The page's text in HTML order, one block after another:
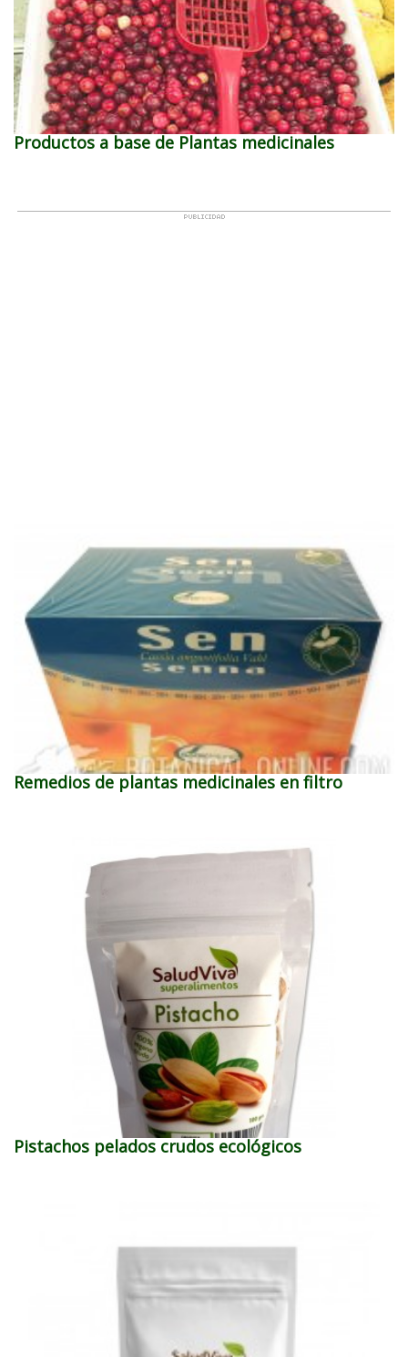
Productos a base de Plantas medicinales
Remedios de plantas medicinales en filtro
Pistachos pelados crudos ecológicos